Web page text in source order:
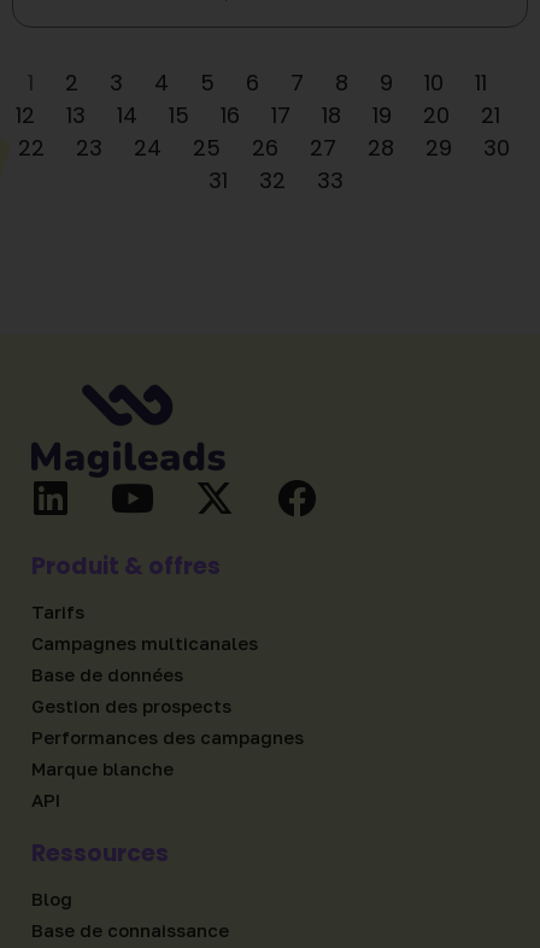
1 2 3 4 5 6 7 8 9 10
11
12
13 14 15 16 17 18 19 20
21
22
23 24 25 26 27 28 29
30
31
32 33
Produit & offres
Tarifs
Campagnes multicanales
Base de données
Gestion des prospects
Performances des campagnes
Marque blanche
API
Ressources
Blog
Base de connaissance